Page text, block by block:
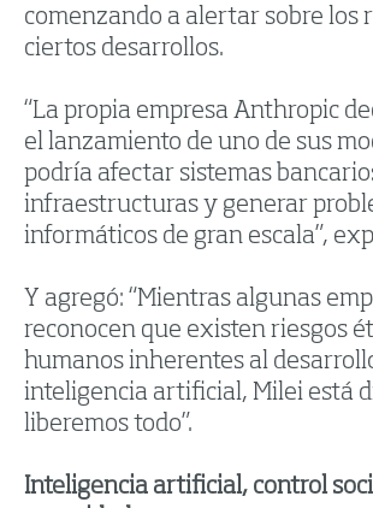
comenzando a alertar sobre los
ciertos desarrollos.
“La propia empresa Anthropic
el lanzamiento de uno de sus
podría afectar sistemas
infraestructuras y generar
informáticos de gran escala”,
Y agregó: “Mientras algunas
reconocen que existen riesgos
humanos inherentes al
inteligencia artificial, Milei está
liberemos todo”.
Inteligencia artificial, control